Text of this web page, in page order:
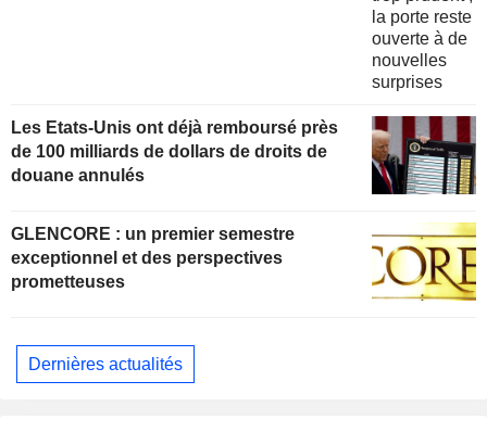
Les Etats-Unis ont déjà remboursé près
de 100 milliards de dollars de droits de
douane annulés
GLENCORE : un premier semestre
exceptionnel et des perspectives
prometteuses
Dernières actualités